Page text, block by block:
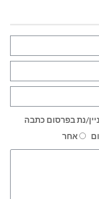
נת בפרסום כתבה
אחר